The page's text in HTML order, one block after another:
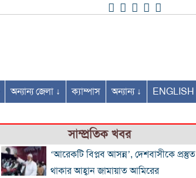
অন্যান্য জেলা ↓ ক্যাম্পাস অন্যান্য ↓ ENGLISH
সাম্প্রতিক খবর
‘আরেকটি বিপ্লব আসন্ন’, দেশবাসীকে প্রস্তুত
থাকার আহ্বান জামায়াত আমিরের